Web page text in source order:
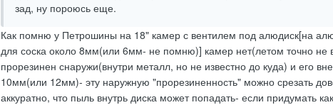
зад, ну пороюсь еще.
Как помню у Петрошины на 18" камер с вентилем под алюдиск[на
для соска около 8мм(или 6мм- не помню)] камер нет(летом точно не
прорезинен снаружи(внутри металл, но не известно до куда) и его
10мм(или 12мм)- эту наружную "прорезиненность" можно срезать
аккуратно, что пыль внутрь диска может попадать- если придумать